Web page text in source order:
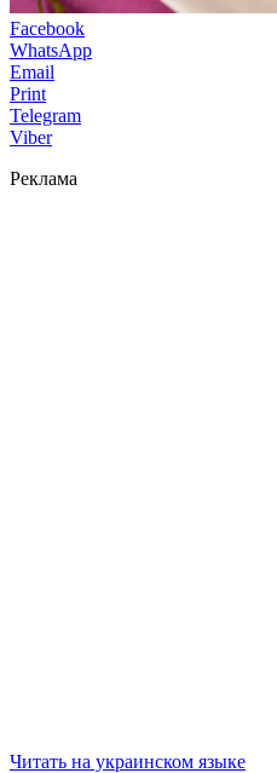
Facebook
WhatsApp
Email
Print
Telegram
Viber
Реклама
Читать на украинском языке